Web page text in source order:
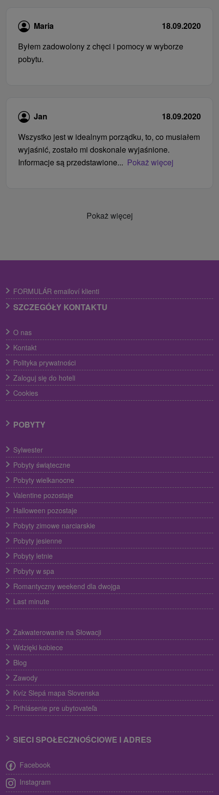
Maria
18.09.2020
Byłem zadowolony z chęci i pomocy w wyborze
pobytu.
Jan
18.09.2020
Wszystko jest w idealnym porządku, to, co musiałem
wyjaśnić, zostało mi doskonale wyjaśnione.
Informacje są przedstawione... Pokaż więcej
Pokaż więcej
FORMULÁR emailoví klienti
SZCZEGÓŁY KONTAKTU
O nas
Kontakt
Polityka prywatności
Zaloguj się do hoteli
Cookies
POBYTY
Sylwester
Pobyty świąteczne
Pobyty wielkanocne
Valentine pozostaje
Halloween pozostaje
Pobyty zimowe narciarskie
Pobyty jesienne
Pobyty letnie
Pobyty w spa
Romantyczny weekend dla dwojga
Last minute
Zakwaterowanie na Słowacji
Wdzięki kobiece
Blog
Zawody
Kvíz Slepá mapa Slovenska
Prihlásenie pre ubytovateľa
SIECI SPOŁECZNOŚCIOWE I ADRES
Facebook
Instagram